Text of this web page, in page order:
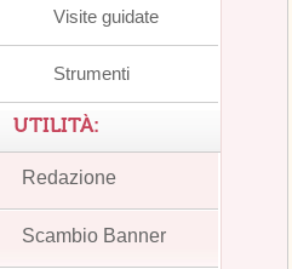
Visite guidate
Strumenti
UTILITÀ:
Redazione
Scambio Banner